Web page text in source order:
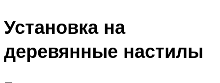
Установка на
деревянные настилы